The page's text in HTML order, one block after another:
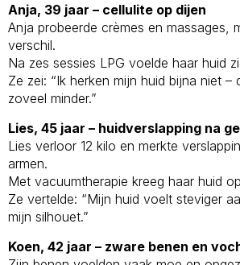
Anja, 39 jaar – cellulite op dijen
Anja probeerde crèmes en massages,
verschil.
Na zes sessies LPG voelde haar huid
Ze zei: “Ik herken mijn huid bijna niet –
zoveel minder.”
Lies, 45 jaar – huidverslapping na
Lies verloor 12 kilo en merkte
armen.
Met vacuumtherapie kreeg haar huid
Ze vertelde: “Mijn huid voelt steviger
mijn silhouet.”
Koen, 42 jaar – zware benen en